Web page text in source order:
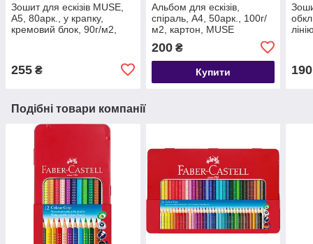
Зошит для ескізів MUSE,
А5, 80арк., у крапку,
кремовий блок, 90г/м2,
255 ₴
Альбом для ескізів,
спiраль, А4, 50арк., 100г/
м2, картон, MUSE
200₴
Купити 190
Подібні товари компанії